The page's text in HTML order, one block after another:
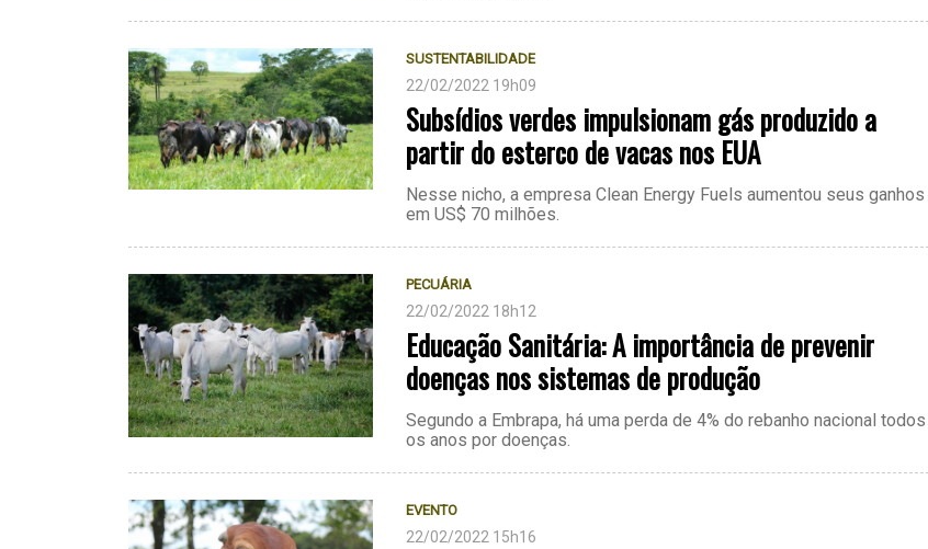
SUSTENTABILIDADE
22/02/2022 19h09
Subsídios verdes impulsionam gás produzido a
partir do esterco de vacas nos EUA
Nesse nicho, a empresa Clean Energy Fuels aumentou seus ganhos
em US$ 70 milhões.
PECUÁRIA
22/02/2022 18h12
Educação Sanitária: A importância de prevenir
doenças nos sistemas de produção
Segundo a Embrapa, há uma perda de 4% do rebanho nacional todos
os anos por doenças.
EVENTO
22/02/2022 15h16